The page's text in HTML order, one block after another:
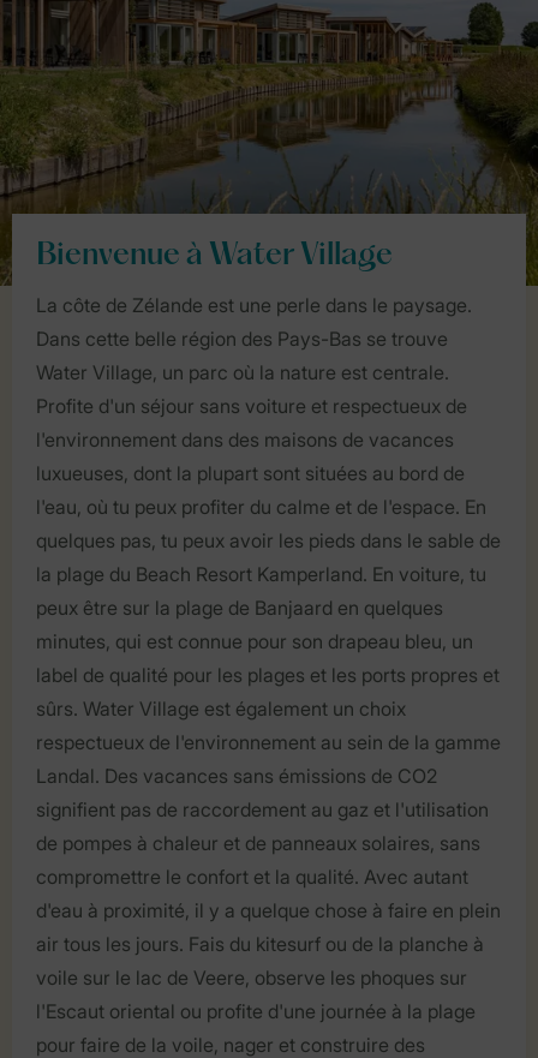
Bienvenue à Water Village
La côte de Zélande est une perle dans le paysage.
Dans cette belle région des Pays-Bas se trouve
Water Village, un parc où la nature est centrale.
Profite d'un séjour sans voiture et respectueux de
l'environnement dans des maisons de vacances
luxueuses, dont la plupart sont situées au bord de
l'eau, où tu peux profiter du calme et de l'espace. En
quelques pas, tu peux avoir les pieds dans le sable de
la plage du Beach Resort Kamperland. En voiture, tu
peux être sur la plage de Banjaard en quelques
minutes, qui est connue pour son drapeau bleu, un
label de qualité pour les plages et les ports propres et
sûrs. Water Village est également un choix
respectueux de l'environnement au sein de la gamme
Landal. Des vacances sans émissions de CO2
signifient pas de raccordement au gaz et l'utilisation
de pompes à chaleur et de panneaux solaires, sans
compromettre le confort et la qualité. Avec autant
d'eau à proximité, il y a quelque chose à faire en plein
air tous les jours. Fais du kitesurf ou de la planche à
voile sur le lac de Veere, observe les phoques sur
l'Escaut oriental ou profite d'une journée à la plage
pour faire de la voile, nager et construire des